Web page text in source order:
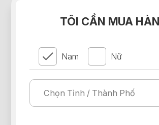
TÔI CẦN MUA
Nam Nữ